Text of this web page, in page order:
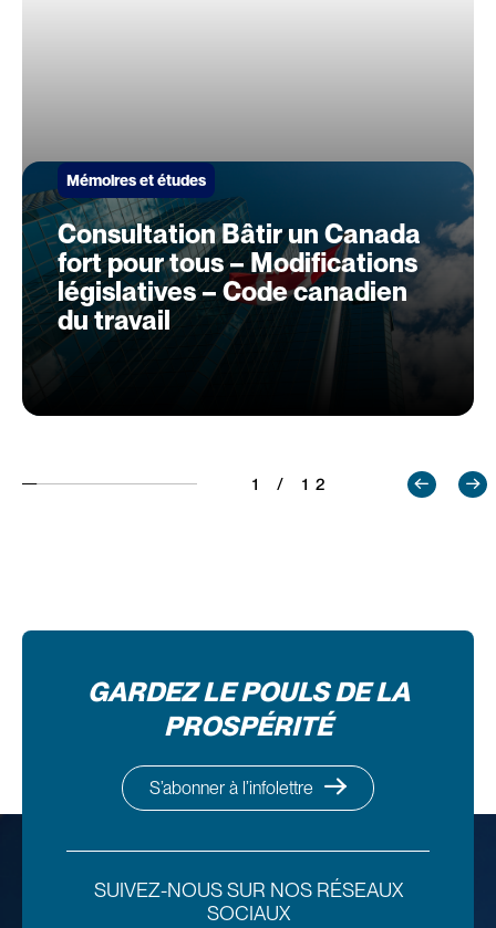
Mémoires et études
Consultation Bâtir un Canada
fort pour tous – Modifications
législatives – Code canadien
du travail
1 / 12
GARDEZ LE POULS DE LA
PROSPÉRITÉ
S’abonner à l’infolettre
SUIVEZ-NOUS SUR NOS RÉSEAUX
SOCIAUX